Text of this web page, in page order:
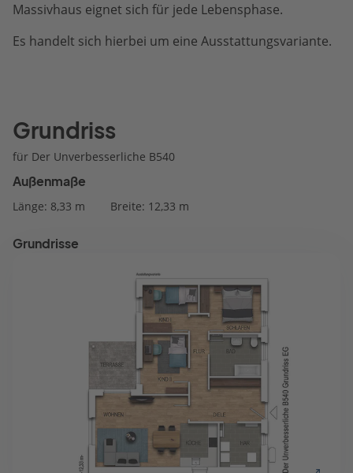
Massivhaus eignet sich für jede Lebensphase.
Es handelt sich hierbei um eine Ausstattungsvariante.
Grundriss
für Der Unverbesserliche B540
Außenmaße
Länge: 8,33 m Breite: 12,33 m
Grundrisse